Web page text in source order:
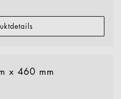
x 460 mm